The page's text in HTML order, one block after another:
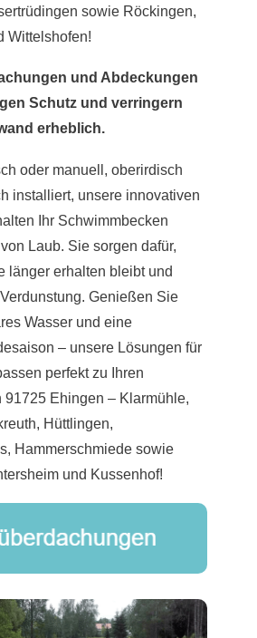
sowie Röckingen,
Wittelshofen!
und Abdeckungen
Schutz und verringern
erheblich.
oder manuell, oberirdisch
installiert, unsere innovativen
Ihr Schwimmbecken
Laub. Sie sorgen dafür,
länger erhalten bleibt und
Genießen Sie
Wasser und eine
– unsere Lösungen für
perfekt zu Ihren
91725 Ehingen – Klarmühle,
Hüttlingen,
Hammerschmiede sowie
und Kussenhof!